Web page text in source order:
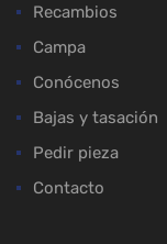
Recambios
Campa
Conócenos
Bajas y tasación
Pedir pieza
Contacto